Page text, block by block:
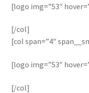
[logo img=”53″
[/col]
[col span=”4″
[logo img=”53″
[/col]